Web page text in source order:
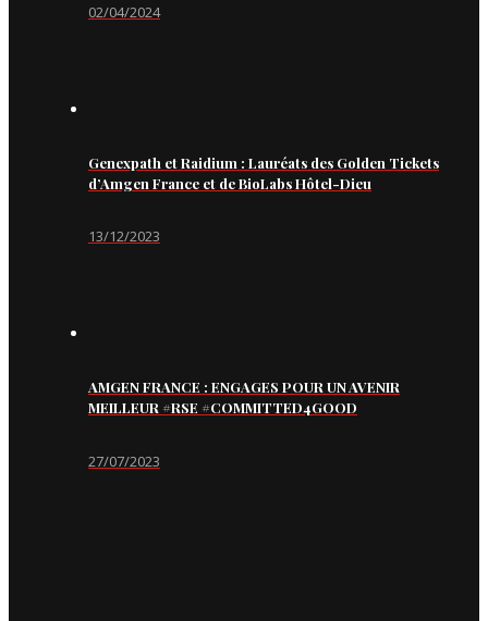
02/04/2024
Genexpath et Raidium : Lauréats des Golden Tickets
d’Amgen France et de BioLabs Hôtel-Dieu
13/12/2023
AMGEN FRANCE : ENGAGES POUR UN AVENIR
MEILLEUR #RSE #COMMITTED4GOOD
27/07/2023